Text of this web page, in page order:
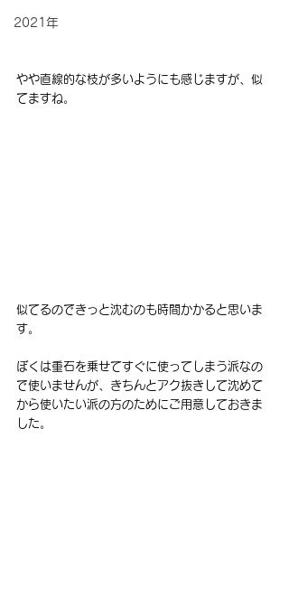
2021年
やや直線的な枝が多いようにも感じますが、似
てますね。
似てるのできっと沈むのも時間かかると思いま
す。
ぼくは重石を乗せてすぐに使ってしまう派なの
で使いませんが、きちんとアク抜きして沈めて
から使いたい派の方のためにご用意しておきま
した。